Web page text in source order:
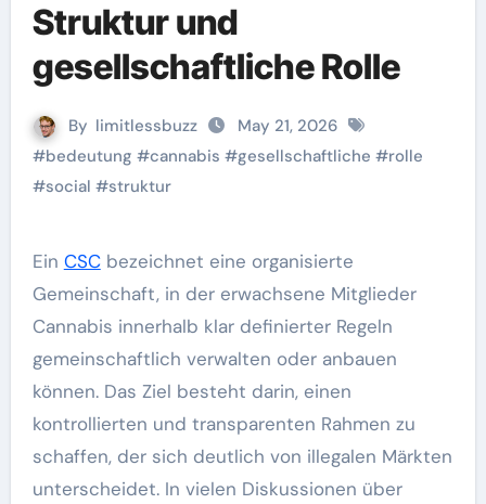
Struktur und
gesellschaftliche Rolle
By limitlessbuzz
May 21, 2026
#bedeutung #cannabis #gesellschaftliche #rolle
#social #struktur
Ein CSCbezeichnet eine organisierte
Gemeinschaft, in der erwachsene Mitglieder
Cannabis innerhalb klar definierter Regeln
gemeinschaftlich verwalten oder anbauen
können. Das Ziel besteht darin, einen
kontrollierten und transparenten Rahmen zu
schaffen, der sich deutlich von illegalen Märkten
unterscheidet. In vielen Diskussionen über